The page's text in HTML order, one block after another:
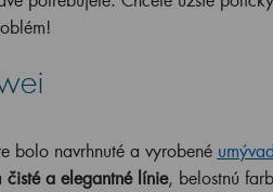
bolo navrhnuté a vyrobené
čisté a elegantné línie, belostnú